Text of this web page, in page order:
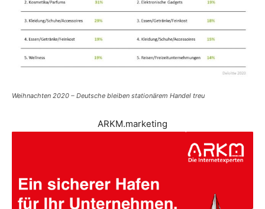
Weihnachten 2020 – Deutsche bleiben stationärem Handel treu
ARKM.marketing